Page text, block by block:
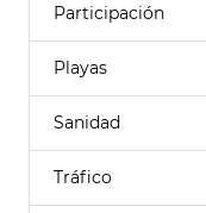
Participación
Playas
Sanidad
Tráfico